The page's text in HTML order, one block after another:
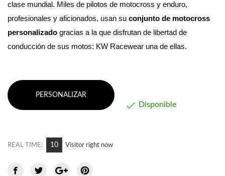
clase mundial. Miles de pilotos de motocross y enduro,
profesionales y aficionados, usan su conjunto de motocross
personalizado gracias a la que disfrutan de libertad de
conducción de sus motos: KW Racewear una de ellas.
PERSONALIZAR
 Disponible
REAL TIME: 10 Visitor right now